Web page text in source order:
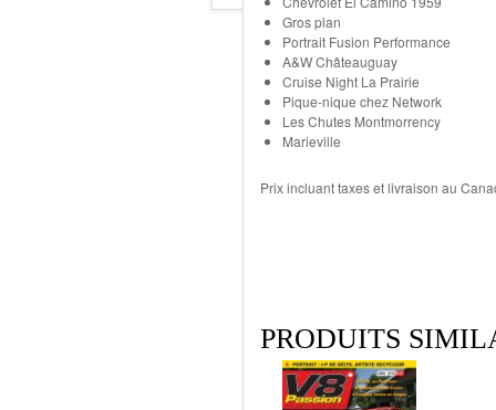
Gros plan
Portrait Fusion Performance
A&W Châteauguay
Cruise Night La Prairie
Pique-nique chez Network
Les Chutes Montmorrency
Marieville
Prix incluant taxes et livraison au
PRODUITS